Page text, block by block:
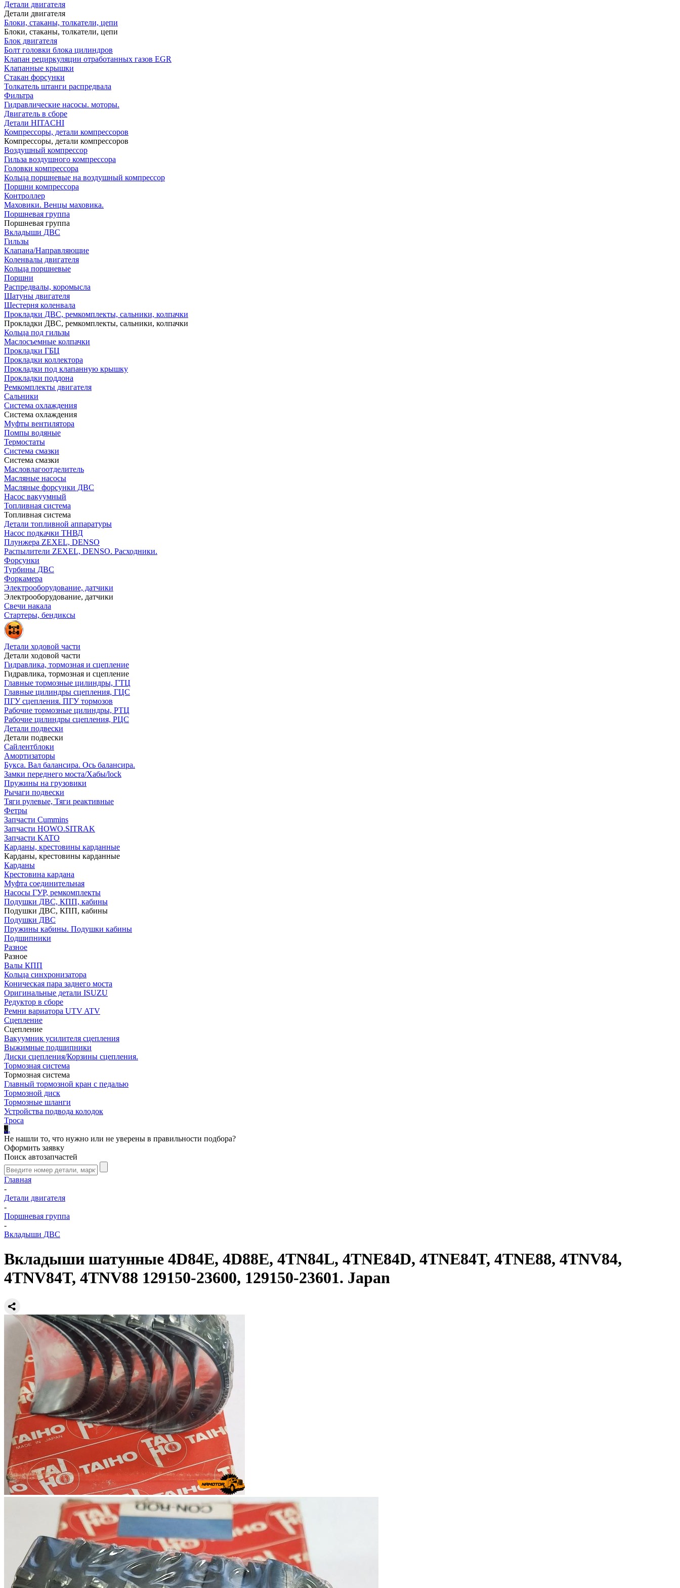
Детали двигателя
Детали двигателя
Блоки, стаканы, толкатели, цепи
Блоки, стаканы, толкатели, цепи
Блок двигателя
Болт головки блока цилиндров
Клапан рециркуляции отработанных газов EGR
Клапанные крышки
Стакан форсунки
Толкатель штанги распредвала
Фильтра
Гидравлические насосы. моторы.
Двигатель в сборе
Детали HITACHI
Компрессоры, детали компрессоров
Компрессоры, детали компрессоров
Воздушный компрессор
Гильза воздушного компрессора
Головки компрессора
Кольца поршневые на воздушный компрессор
Поршни компрессора
Контроллер
Маховики. Венцы маховика.
Поршневая группа
Поршневая группа
Вкладыши ДВС
Гильзы
Клапана/Направляющие
Коленвалы двигателя
Кольца поршневые
Поршни
Распредвалы, коромысла
Шатуны двигателя
Шестерня коленвала
Прокладки ДВС, ремкомплекты, сальники, колпачки
Прокладки ДВС, ремкомплекты, сальники, колпачки
Кольца под гильзы
Маслосъемные колпачки
Прокладки ГБЦ
Прокладки коллектора
Прокладки под клапанную крышку
Прокладки поддона
Ремкомплекты двигателя
Сальники
Система охлаждения
Система охлаждения
Муфты вентилятора
Помпы водяные
Термостаты
Система смазки
Система смазки
Масловлагоотделитель
Масляные насосы
Масляные форсунки ДВС
Насос вакуумный
Топливная система
Топливная система
Детали топливной аппаратуры
Насос подкачки ТНВД
Плунжера ZEXEL, DENSO
Распылители ZEXEL, DENSO. Расходники.
Форсунки
Турбины ДВС
Форкамера
Электрооборудование, датчики
Электрооборудование, датчики
Свечи накала
Стартеры, бендиксы
Детали ходовой части
Детали ходовой части
Гидравлика, тормозная и сцепление
Гидравлика, тормозная и сцепление
Главные тормозные цилиндры, ГТЦ
Главные цилиндры сцепления, ГЦС
ПГУ сцепления. ПГУ тормозов
Рабочие тормозные цилиндры, РТЦ
Рабочие цилиндры сцепления, РЦС
Детали подвески
Детали подвески
Cайлентблоки
Амортизаторы
Букса. Вал балансира. Ось балансира.
Замки переднего моста/Хабы/lock
Пружины на грузовики
Рычаги подвески
Тяги рулевые, Тяги реактивные
Фетры
Запчасти Cummins
Запчасти HOWO.SITRAK
Запчасти KATO
Карданы, крестовины карданные
Карданы, крестовины карданные
Карданы
Крестовина кардана
Муфта соединительная
Насосы ГУР, ремкомплекты
Подушки ДВС, КПП, кабины
Подушки ДВС, КПП, кабины
Подушки ДВС
Пружины кабины. Подушки кабины
Подшипники
Разное
Разное
Валы КПП
Кольца синхронизатора
Коническая пара заднего моста
Оригинальные детали ISUZU
Редуктор в сборе
Ремни вариатора UTV ATV
Сцепление
Сцепление
Вакуумник усилителя сцепления
Выжимные подшипники
Диски сцепления/Корзины сцепления.
Тормозная система
Тормозная система
Главный тормозной кран с педалью
Тормозной диск
Тормозные шланги
Устройства подвода колодок
Троса
...
Не нашли то, что нужно или не уверены в правильности подбора?
Оформить заявку
Поиск автозапчастей
Главная
-
Детали двигателя
-
Поршневая группа
-
Вкладыши ДВС
Вкладыши шатунные 4D84E, 4D88E, 4TN84L, 4TNE84D, 4TNE84T, 4TNE88, 4TNV84,
4TNV84T, 4TNV88 129150-23600, 129150-23601. Japan